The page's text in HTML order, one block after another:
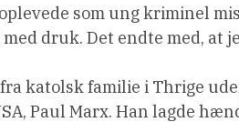
som ung kriminel
druk. Det endte med, at
katolsk familie i Thrige
Paul Marx. Han lagde